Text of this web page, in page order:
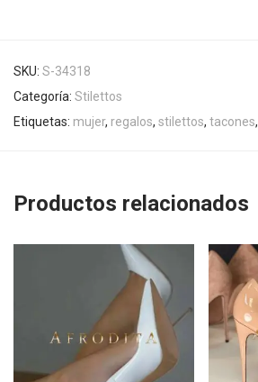
SKU: S-34318
Categoría: Stilettos
Etiquetas: mujer, regalos, stilettos, tacones,
Productos relacionados